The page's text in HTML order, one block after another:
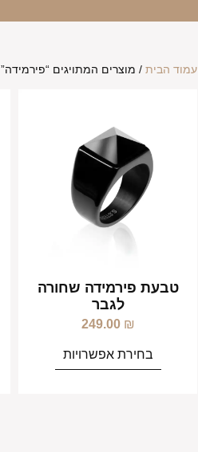
עמוד הבית/ מוצרים המתויגים “פירמידה”
טבעת פירמידה שחורה
לגבר
249.00 ₪
בחירת אפשרויות